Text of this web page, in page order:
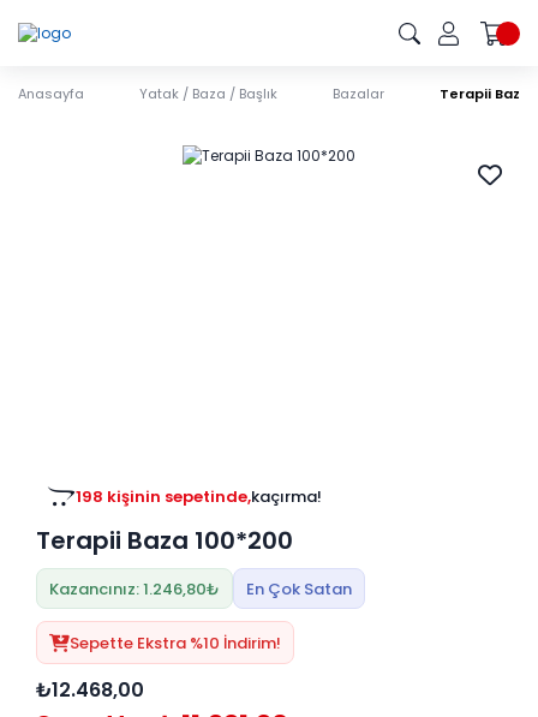
Anasayfa Yatak / Baza / Başlık Bazalar Terapii Baza
198 kişinin sepetinde,kaçırma!
Terapii Baza 100*200
Kazancınız: 1.246,80₺ En Çok Satan
Sepette Ekstra %10 İndirim!
₺12.468,00